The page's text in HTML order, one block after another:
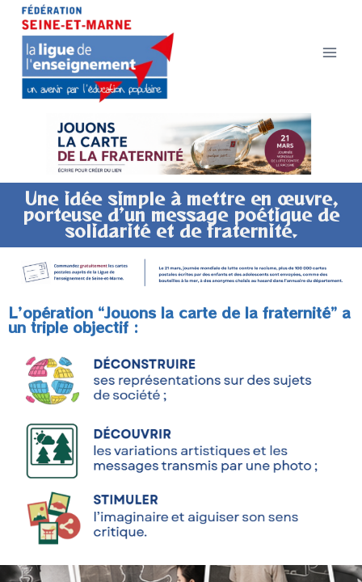
Une idée simple à mettre en œuvre,
porteuse d’un message poétique de
solidarité et de fraternité.
L’opération “Jouons la carte de la fraternité” a
un triple objectif :